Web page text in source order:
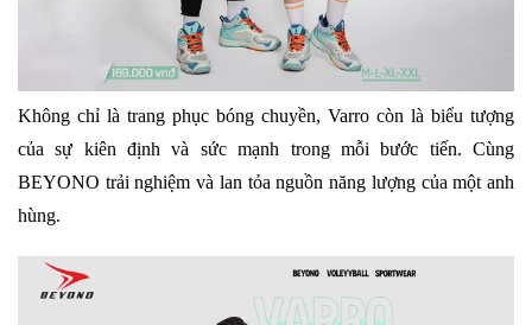
Không chỉ là trang phục bóng chuyền, Varro còn là biểu tượng
của sự kiên định và sức mạnh trong mỗi bước tiến. Cùng
BEYONO trải nghiệm và lan tỏa nguồn năng lượng của một anh
hùng.